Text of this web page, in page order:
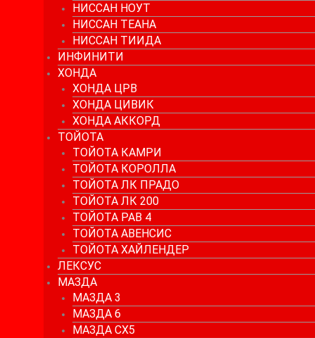
НИССАН НОУТ
НИССАН ТЕАНА
НИССАН ТИИДА
ИНФИНИТИ
ХОНДА
ХОНДА ЦРВ
ХОНДА ЦИВИК
ХОНДА АККОРД
ТОЙОТА
ТОЙОТА КАМРИ
ТОЙОТА КОРОЛЛА
ТОЙОТА ЛК ПРАДО
ТОЙОТА ЛК 200
ТОЙОТА РАВ 4
ТОЙОТА АВЕНСИС
ТОЙОТА ХАЙЛЕНДЕР
ЛЕКСУС
МАЗДА
МАЗДА 3
МАЗДА 6
МАЗДА СХ5